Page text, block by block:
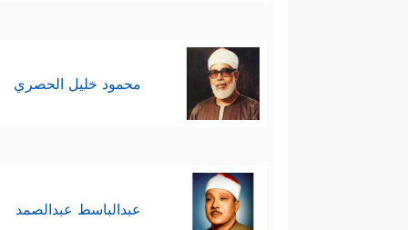
ٱلصَّـٰدِقُونَ﴾
ثامن عشر: ضبط مصدر التلقي؛
هو طريقٌ لفهم الوحي وتنزيله
وَمَا فِی ٱلۡأَرۡضِۚ وَٱللَّهُ بِكُلِّ شَیۡءٍ عَلِیمࣱ﴾
تاسع عشر:
الإخلاصفي النيَّة
محمود خليل الحصري
عبدالباسط عبدالصمد